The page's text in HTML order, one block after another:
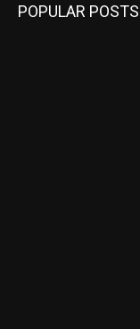
POPULAR POSTS